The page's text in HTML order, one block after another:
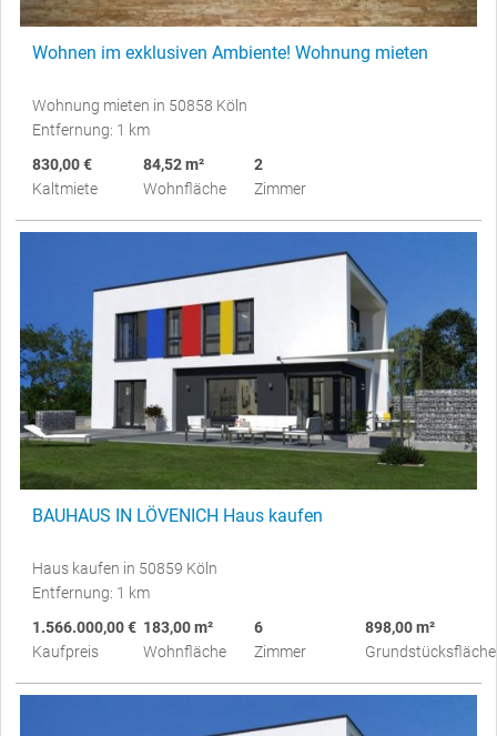
Wohnen im exklusiven Ambiente! Wohnung mieten
Wohnung mieten in 50858 Köln
Entfernung: 1 km
830,00 €
Kaltmiete
84,52 m²
Wohnfläche
2
Zimmer
BAUHAUS IN LÖVENICH Haus kaufen
Haus kaufen in 50859 Köln
Entfernung: 1 km
1.566.000,00 €
Kaufpreis
183,00 m²
Wohnfläche
6
Zimmer
898,00 m²
Grundstücksfläche